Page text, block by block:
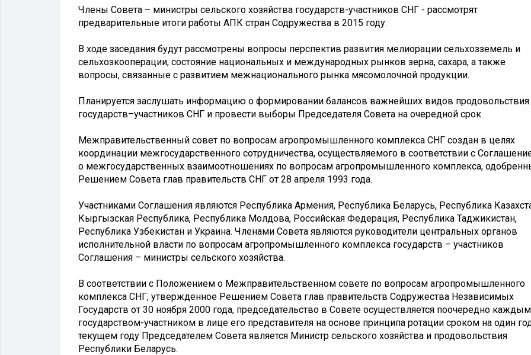
Члены Совета – министры сельского хозяйства государств-участников СНГ - рассмотрят
предварительные итоги работы АПК стран Содружества в 2015 году.
В ходе заседания будут рассмотрены вопросы перспектив развития мелиорации сельхозземель и
сельхозкооперации, состояние национальных и международных рынков зерна, сахара, а также
вопросы, связанные с развитием межнационального рынка мясомолочной продукции.
Планируется заслушать информацию о формировании балансов важнейших видов продовольствия
государств–участников СНГ и провести выборы Председателя Совета на очередной срок.
Межправительственный совет по вопросам агропромышленного комплекса СНГ создан в целях
координации межгосударственного сотрудничества, осуществляемого в соответствии с
о межгосударственных взаимоотношениях по вопросам агропромышленного комплекса,
Решением Совета глав правительств СНГ от 28 апреля 1993 года.
Участниками Соглашения являются Республика Армения, Республика Беларусь, Республика
Кыргызская Республика, Республика Молдова, Российская Федерация, Республика Таджикистан,
Республика Узбекистан и Украина. Членами Совета являются руководители центральных органов
исполнительной власти по вопросам агропромышленного комплекса государств – участников
Соглашения – министры сельского хозяйства.
В соответствии с Положением о Межправительственном совете по вопросам агропромышленного
комплекса СНГ, утвержденное Решением Совета глав правительств Содружества Независимых
Государств от 30 ноября 2000 года, председательство в Совете осуществляется поочередно каждым
государством-участником в лице его представителя на основе принципа ротации сроком на один
текущем году Председателем Совета является Министр сельского хозяйства и продовольствия
Республики Беларусь.